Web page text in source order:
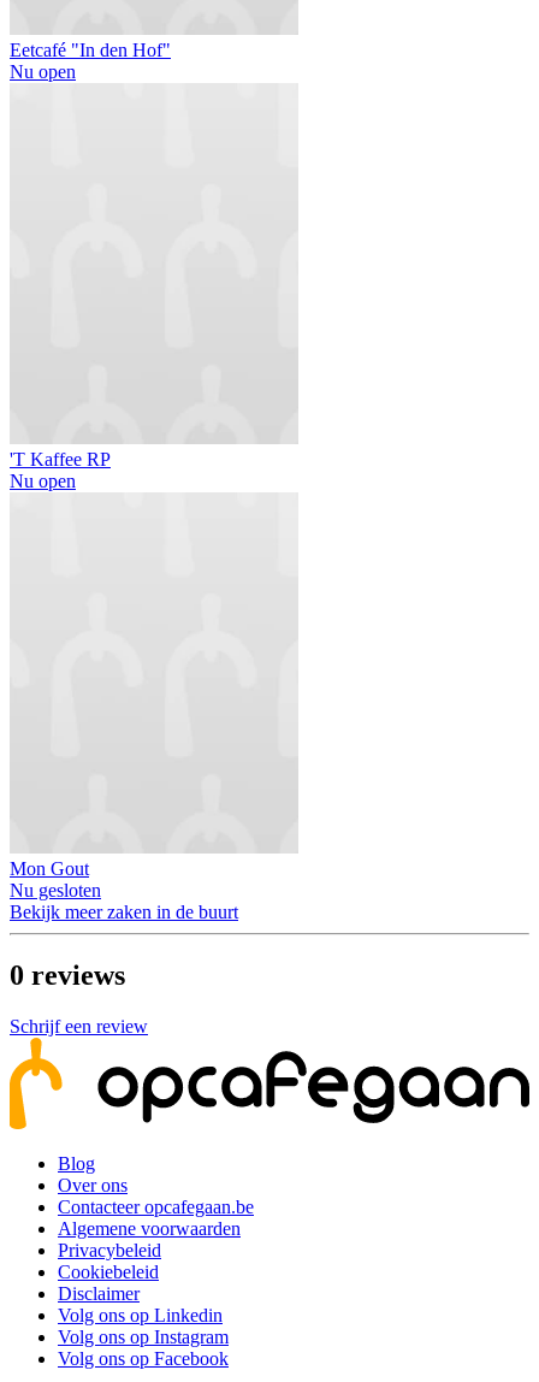
Eetcafé "In den Hof"
Nu open
'T Kaffee RP
Nu open
Mon Gout
Nu gesloten
Bekijk meer zaken in de buurt
0 reviews
Schrijf een review
Blog
Over ons
Contacteer opcafegaan.be
Algemene voorwaarden
Privacybeleid
Cookiebeleid
Disclaimer
Volg ons op Linkedin
Volg ons op Instagram
Volg ons op Facebook